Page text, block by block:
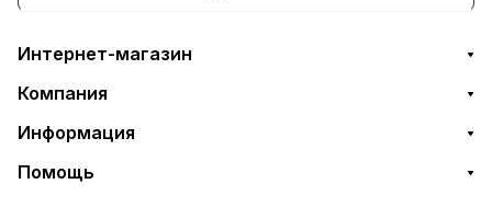
Интернет-магазин
Компания
Информация
Помощь